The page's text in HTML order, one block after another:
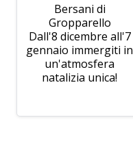
Bersani di
Gropparello
Dall'8 dicembre all'7
gennaio immergiti in
un'atmosfera
natalizia unica!